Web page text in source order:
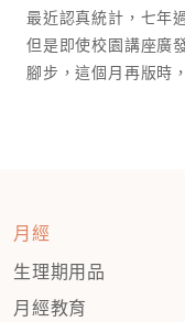
最近認真統計，七年
但是即使校園講座廣
腳步，這個月再版時
月經
生理期用品
月經教育